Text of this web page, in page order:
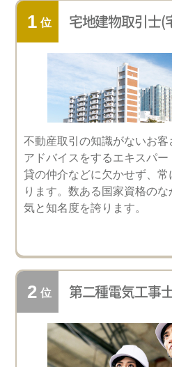
宅地建物取引士(
不動産取引の知識がないお
アドバイスをするエキスパ
貸の仲介などに欠かせず、
ります。数ある国家資格の
気と知名度を誇ります。
第二種電気工事